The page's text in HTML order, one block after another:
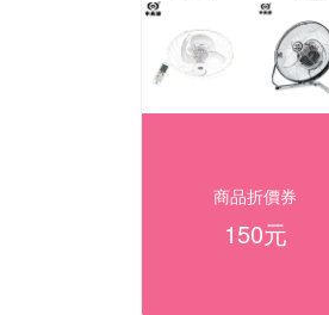
商品折價券
150元